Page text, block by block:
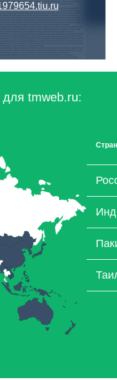
для tmweb.ru: